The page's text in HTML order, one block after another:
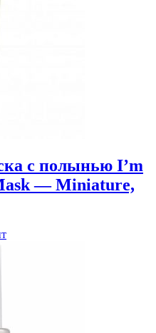
с полынью I’m
— Miniature,